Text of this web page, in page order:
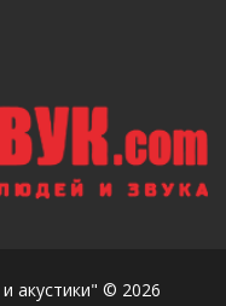
акустики" © 2026